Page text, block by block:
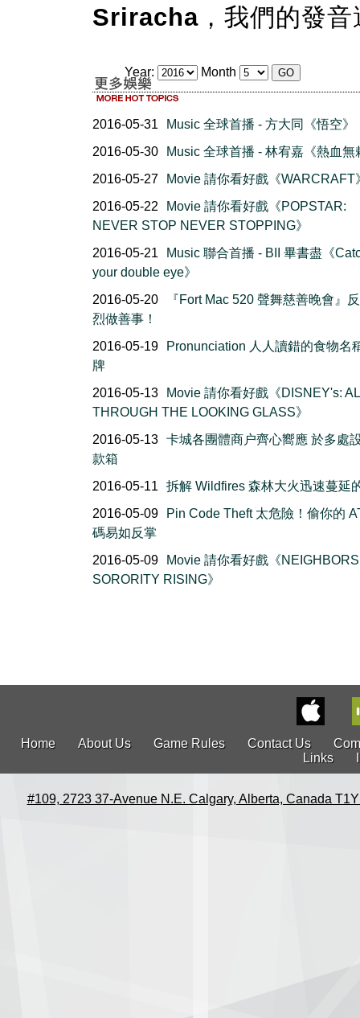
Sriracha ，我們的發
Year: Month
2016-05-31
Music 全球首播 - 方大同《悟空》
2016-05-30
Music 全球首播 - 林宥嘉《熱血無
2016-05-27
Movie 請你看好戲《WARCRAFT
2016-05-22
Movie 請你看好戲《POPSTAR:
NEVER STOP NEVER STOPPING》
2016-05-21
Music 聯合首播 - BII 畢書盡《
your double eye》
2016-05-20
『Fort Mac 520 聲舞慈善晚會』
烈做善事！
2016-05-19
Pronunciation 人人讀錯的食物名
牌
2016-05-13
Movie 請你看好戲《DISNEY's:
THROUGH THE LOOKING GLASS》
2016-05-13 卡城各團體商户齊心嚮應 於多處
款箱
2016-05-11
拆解 Wildfires 森林大火迅速蔓延
2016-05-09
Pin Code Theft 太危險！偷你的
碼易如反掌
2016-05-09
Movie 請你看好戲《
SORORITY RISING》
Home About Us Game Rules Contact Us
Links
#109, 2723 37-Avenue N.E. Calgary, Alberta, Canada